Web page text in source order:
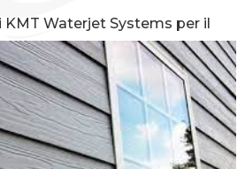
KMT Waterjet Systems per il